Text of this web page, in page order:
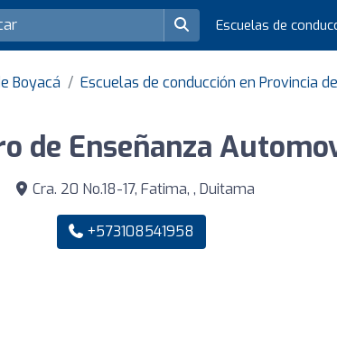
Escuelas de
Boyacá
Escuelas de conducción en Provincia
de Enseñanza
Cra. 20 No.18-17, Fatima, , Duitama
+573108541958